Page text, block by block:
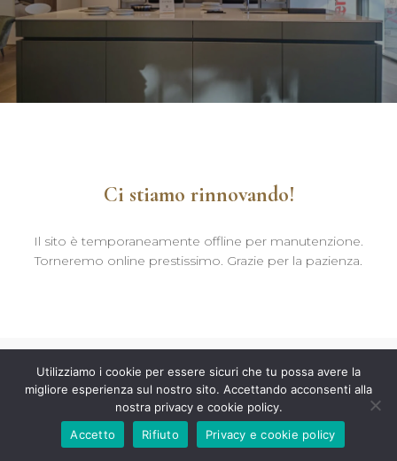
Ci stiamo rinnovando!
Il sito è temporaneamente offline per manutenzione.
Torneremo online prestissimo. Grazie per la pazienza.
Utilizziamo i cookie per essere sicuri che tu possa avere la
migliore esperienza sul nostro sito. Accettando acconsenti alla
nostra privacy e cookie policy.
Accetto
Rifiuto Privacy e cookie policy